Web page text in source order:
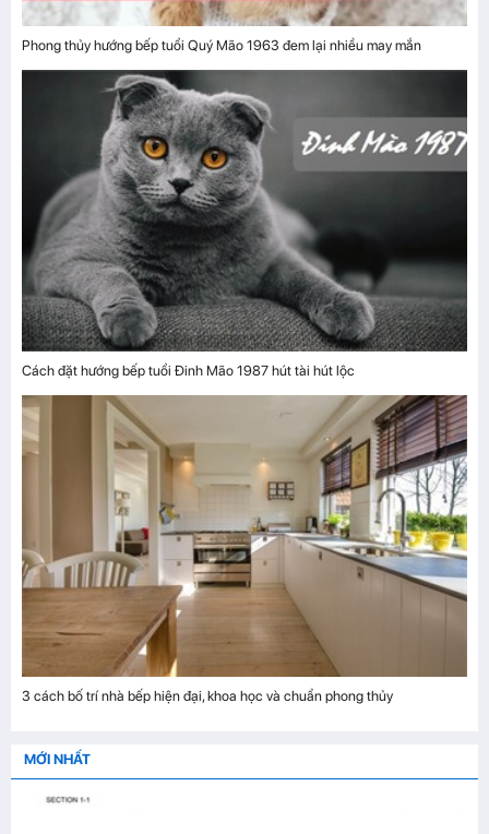
Phong thủy hướng bếp tuổi Quý Mão 1963 đem lại nhiều may mắn
Cách đặt hướng bếp tuổi Đinh Mão 1987 hút tài hút lộc
3 cách bố trí nhà bếp hiện đại, khoa học và chuẩn phong thủy
MỚI NHẤT